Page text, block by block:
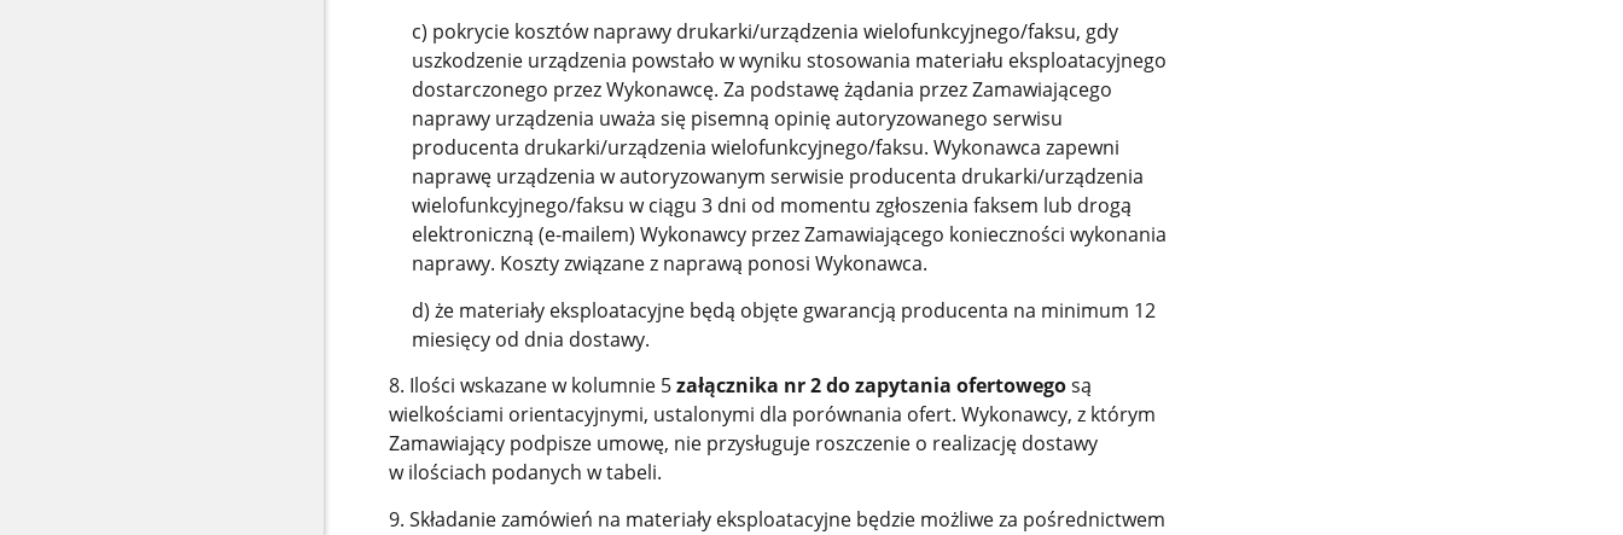
c) pokrycie kosztów naprawy drukarki/urządzenia wielofunkcyjnego/faksu, gdy
uszkodzenie urządzenia powstało w wyniku stosowania materiału eksploatacyjnego
dostarczonego przez Wykonawcę. Za podstawę żądania przez Zamawiającego
naprawy urządzenia uważa się pisemną opinię autoryzowanego serwisu
producenta drukarki/urządzenia wielofunkcyjnego/faksu. Wykonawca zapewni
naprawę urządzenia w autoryzowanym serwisie producenta drukarki/urządzenia
wielofunkcyjnego/faksu w ciągu 3 dni od momentu zgłoszenia faksem lub drogą
elektroniczną (e-mailem) Wykonawcy przez Zamawiającego konieczności wykonania
naprawy. Koszty związane z naprawą ponosi Wykonawca.
d) że materiały eksploatacyjne będą objęte gwarancją producenta na minimum 12
miesięcy od dnia dostawy.
8. Ilości wskazane w kolumnie 5załącznika nr 2 do zapytania ofertowegosą
wielkościami orientacyjnymi, ustalonymi dla porównania ofert. Wykonawcy, z którym
Zamawiający podpisze umowę, nie przysługuje roszczenie o realizację dostawy
w ilościach podanych w tabeli.
9. Składanie zamówień na materiały eksploatacyjne będzie możliwe za pośrednictwem